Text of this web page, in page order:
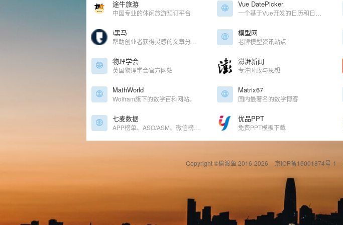
途牛旅游
中国专业的休闲旅游预订平台
Vue DatePicker
i黑马 模型网
老牌模型资讯站点
物理学会
英国物理学会官方网站
澎湃新闻
专注时政与思想
MathWorld
Wolfram旗下的数学百科网站。
Matrix67
国内最著名的数学博客
七麦数据 优品PPT
免费PPT模板下载
Copyright ©偷渡鱼 2016-2026 京ICP备16001874号-1